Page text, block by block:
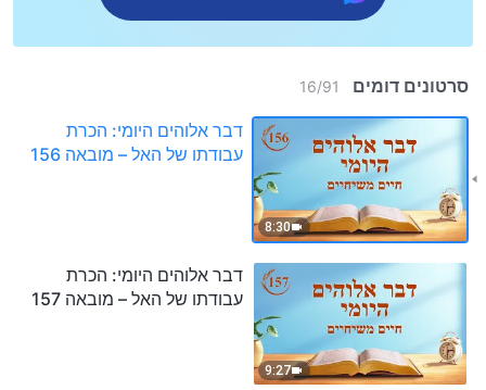
סרטונים דומים 16/91
8:30
דבר אלוהים היומי: הכרת
עבודתו של האל – מובאה 156
9:27
דבר אלוהים היומי: הכרת
עבודתו של האל – מובאה 157